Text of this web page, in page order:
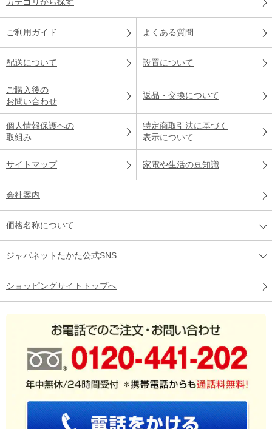
ご利用ガイド よくある質問
配送について 設置について
ご購入後の
お問い合わせ
返品・交換について
個人情報保護への
取組み
特定商取引法に基づく
表示について
サイトマップ 家電や生活の豆知識
会社案内
価格名称について
ジャパネットたかた公式SNS
ショッピングサイトトップへ